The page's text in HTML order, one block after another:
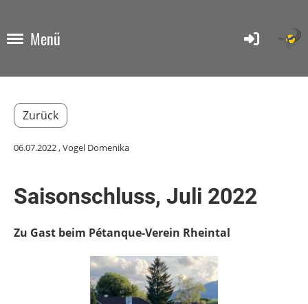
Menü
Zurück
06.07.2022, Vogel Domenika
Saisonschluss, Juli 2022
Zu Gast beim Pétanque-Verein Rheintal